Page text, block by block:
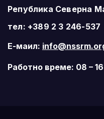
Република Северна
тел: +389 2 3 246-537
Е-маил:
Работно време: 08 –